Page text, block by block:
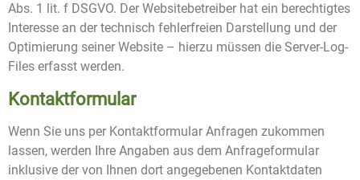
Abs. 1 lit. f DSGVO. Der Websitebetreiber hat ein berechtigtes
Interesse an der technisch fehlerfreien Darstellung und der
Optimierung seiner Website – hierzu müssen die Server-Log-
Files erfasst werden.
Kontaktformular
Wenn Sie uns per Kontaktformular Anfragen zukommen
lassen, werden Ihre Angaben aus dem Anfrageformular
inklusive der von Ihnen dort angegebenen Kontaktdaten